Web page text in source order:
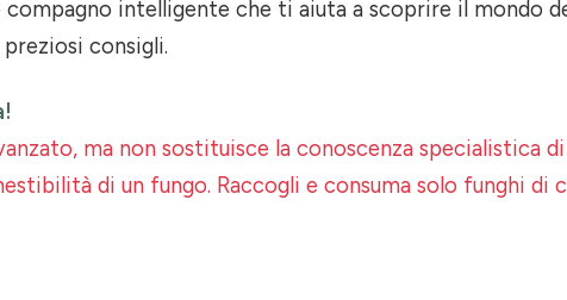
intelligente che ti aiuta a scoprire il mondo
consigli.
ma non sostituisce la conoscenza specialistica
di un fungo. Raccogli e consuma solo funghi di